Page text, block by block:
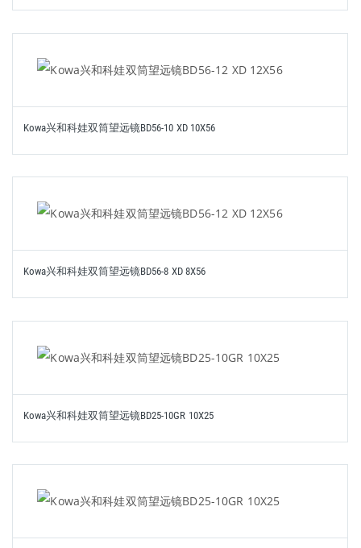
Kowa兴和科娃双筒望远镜BD56-10 XD 10X56
Kowa兴和科娃双筒望远镜BD56-8 XD 8X56
Kowa兴和科娃双筒望远镜BD25-10GR 10X25